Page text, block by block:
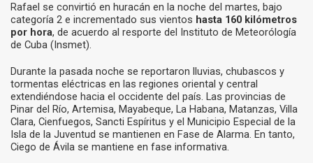
Rafael se convirtió en huracán en la noche del martes, bajo
categoría 2 e incrementado sus vientos hasta 160 kilómetros
por hora, de acuerdo al resporte del Instituto de Meteorólogía
de Cuba (Insmet).
Durante la pasada noche se reportaron lluvias, chubascos y
tormentas eléctricas en las regiones oriental y central
extendiéndose hacia el occidente del país. Las provincias de
Pinar del Río, Artemisa, Mayabeque, La Habana, Matanzas, Villa
Clara, Cienfuegos, Sancti Espíritus y el Municipio Especial de la
Isla de la Juventud se mantienen en Fase de Alarma. En tanto,
Ciego de Ávila se mantiene en fase informativa.